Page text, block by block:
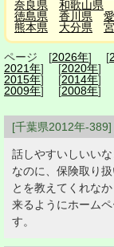
奈良県
和歌山県
徳島県
香川県
熊本県
大分県
ページ [2026年] [
2021年] [2020年]
2015年] [2014年]
2009年] [2008年]
[千葉県2012年-
話しやすいしいい
なのに、保険取り
とを教えてくれな
来るようにホーム
す。